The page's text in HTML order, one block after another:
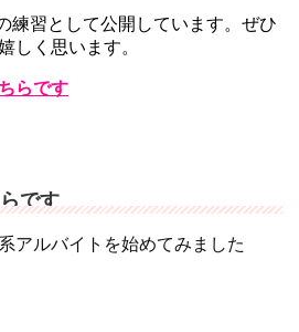
練習として公開しています。ぜひ
しく思います。
らです
です
アルバイトを始めてみました